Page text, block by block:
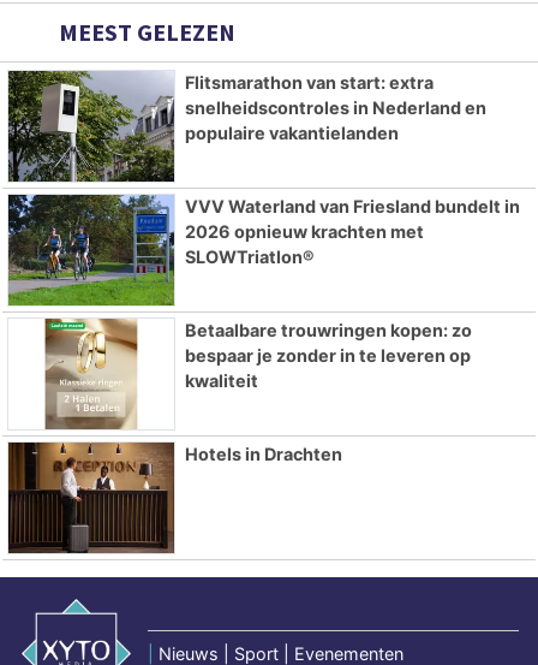
MEEST GELEZEN
Flitsmarathon van start: extra
snelheidscontroles in Nederland en
populaire vakantielanden
VVV Waterland van Friesland bundelt in
2026 opnieuw krachten met
SLOWTriatlon®
Betaalbare trouwringen kopen: zo
bespaar je zonder in te leveren op
kwaliteit
Hotels in Drachten
Nieuws | Sport | Evenementen